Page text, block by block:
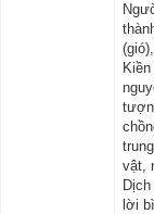
vật,
lời